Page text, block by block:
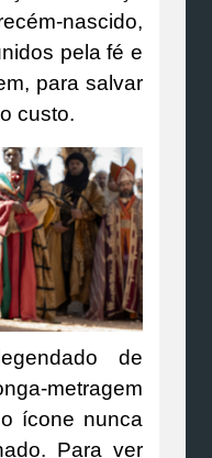
nascido,
pela fé e
para salvar
custo.
de
metragem
ícone nunca
Para ver